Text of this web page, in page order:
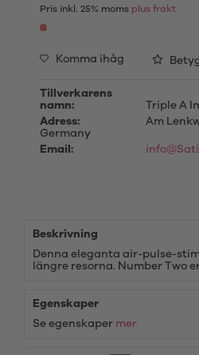
Pris inkl. 25% moms plus frakt
Komma ihåg
Tillverkarens
namn:
Triple A
Adress:
Am
Germany
Email:
Beskrivning
Denna eleganta air-pulse-
längre resorna. Number Two
Egenskaper
Se egenskaper mer